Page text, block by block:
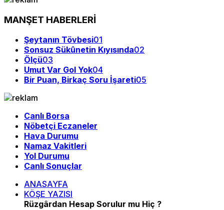
MANŞET HABERLERİ
Şeytanın Tövbesi01
Sonsuz Sükûnetin Kıyısında02
Ölçü03
Umut Var Gol Yok04
Bir Puan, Birkaç Soru İşareti05
Canlı Borsa
Nöbetçi Eczaneler
Hava Durumu
Namaz Vakitleri
Yol Durumu
Canlı Sonuçlar
ANASAYFA
KÖŞE YAZISI
Rüzgârdan Hesap Sorulur mu Hiç ?